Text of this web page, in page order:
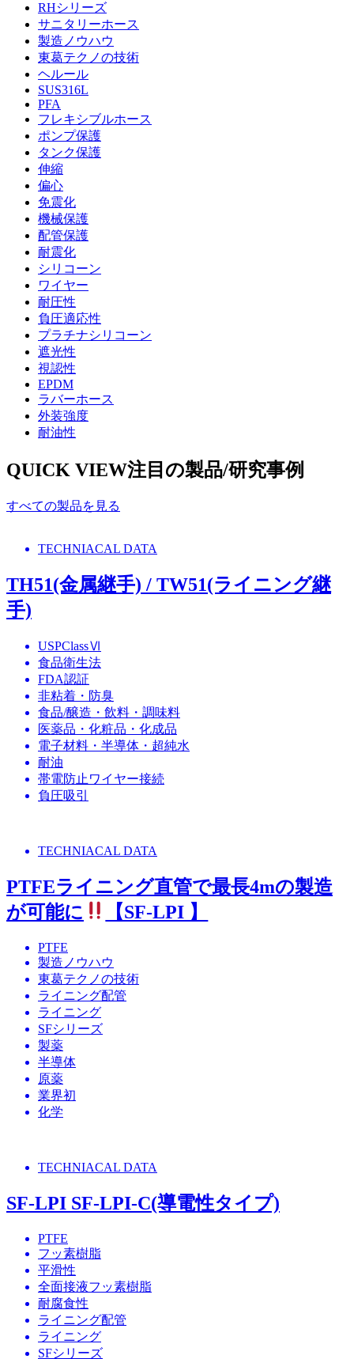
RHシリーズ
サニタリーホース
製造ノウハウ
東葛テクノの技術
ヘルール
SUS316L
PFA
フレキシブルホース
ポンプ保護
タンク保護
伸縮
偏心
免震化
機械保護
配管保護
耐震化
シリコーン
ワイヤー
耐圧性
負圧適応性
プラチナシリコーン
遮光性
視認性
EPDM
ラバーホース
外装強度
耐油性
QUICK VIEW注目の製品/研究事例
すべての製品を見る
TECHNIACAL DATA
TH51(金属継手) / TW51(ライニング継
手)
USPClassⅥ
食品衛生法
FDA認証
非粘着・防臭
食品/醸造・飲料・調味料
医薬品・化粧品・化成品
電子材料・半導体・超純水
耐油
帯電防止ワイヤー接続
負圧吸引
TECHNIACAL DATA
PTFEライニング直管で最長4mの製造
が可能に
【SF-LPI 】
PTFE
製造ノウハウ
東葛テクノの技術
ライニング配管
ライニング
SFシリーズ
製薬
半導体
原薬
業界初
化学
TECHNIACAL DATA
SF-LPI SF-LPI-C(導電性タイプ)
PTFE
フッ素樹脂
平滑性
全面接液フッ素樹脂
耐腐食性
ライニング配管
ライニング
SFシリーズ